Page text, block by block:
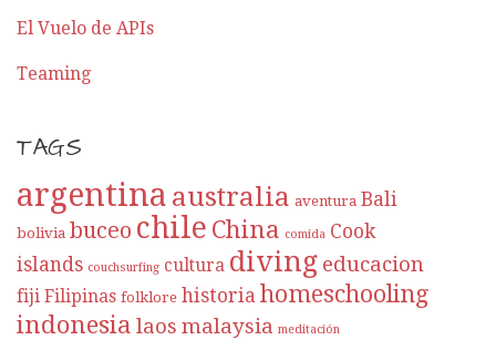
El Vuelo de APIs
Teaming
TAGS
argentina australia aventura Bali
bolivia buceo chile China comida Cook
islands couchsurfing cultura diving educacion
fiji Filipinas folklore historia homeschooling
indonesia laos malaysia meditación